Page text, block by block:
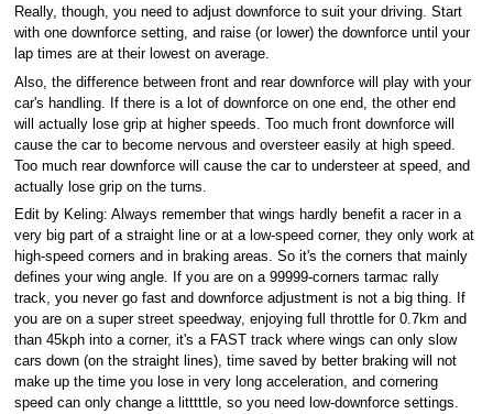
Really, though, you need to adjust downforce to suit your driving. Start
with one downforce setting, and raise (or lower) the downforce until your
lap times are at their lowest on average.
Also, the difference between front and rear downforce will play with your
car's handling. If there is a lot of downforce on one end, the other end
will actually lose grip at higher speeds. Too much front downforce will
cause the car to become nervous and oversteer easily at high speed.
Too much rear downforce will cause the car to understeer at speed, and
actually lose grip on the turns.
Edit by Keling: Always remember that wings hardly benefit a racer in a
very big part of a straight line or at a low-speed corner, they only work at
high-speed corners and in braking areas. So it's the corners that mainly
defines your wing angle. If you are on a 99999-corners tarmac rally
track, you never go fast and downforce adjustment is not a big thing. If
you are on a super street speedway, enjoying full throttle for 0.7km and
than 45kph into a corner, it's a FAST track where wings can only slow
cars down (on the straight lines), time saved by better braking will not
make up the time you lose in very long acceleration, and cornering
speed can only change a litttttle, so you need low-downforce settings.